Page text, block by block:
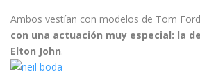
Ambos vestían con modelos de Tom
con una actuación muy especial: la
Elton John.